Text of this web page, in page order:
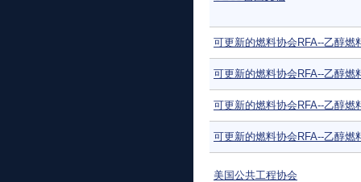
可更新的燃料协会RFA--乙醇燃
可更新的燃料协会RFA--乙醇燃
可更新的燃料协会RFA--乙醇燃
可更新的燃料协会RFA--乙醇燃
美国公共工程协会